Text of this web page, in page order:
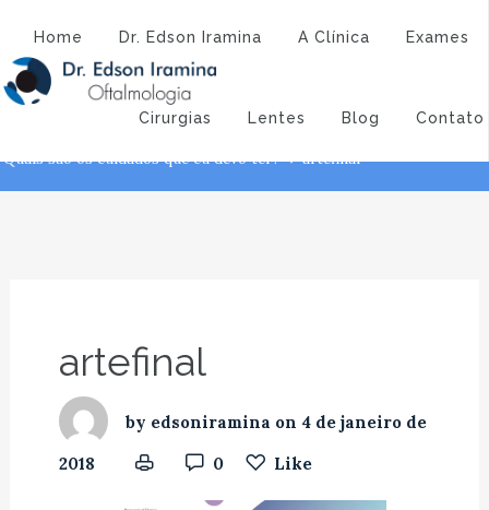
Home Dr. Edson Iramina A Clínica Exames
Cirurgias Lentes Blog Contato
artefinal
Dr. Edson Iramina - Oftalmologia
cuidados que eu devo ter?
O verão chegou.
Quais são os cuidados que eu devo ter?
artefinal
artefinal
by edsoniramina on 4 de janeiro de
2018
0 Like